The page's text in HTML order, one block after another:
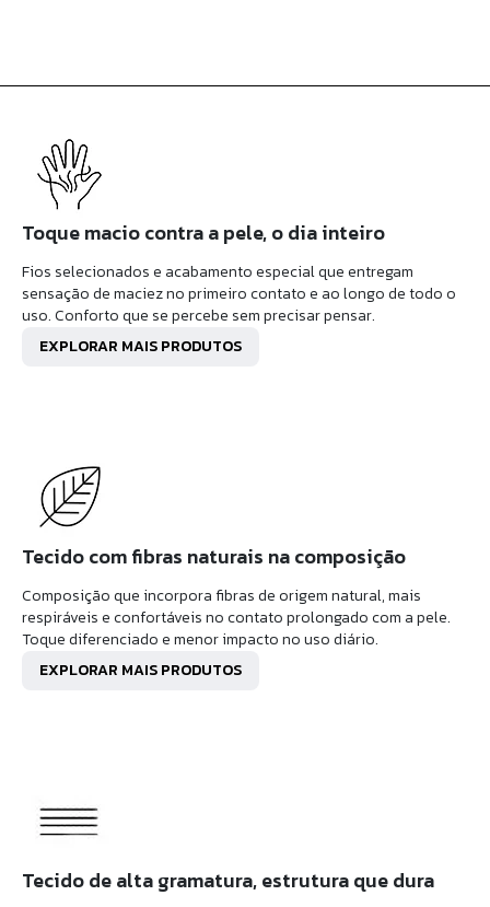
Toque macio contra a pele, o dia inteiro
Fios selecionados e acabamento especial que entregam
sensação de maciez no primeiro contato e ao longo de todo o
uso. Conforto que se percebe sem precisar pensar.
EXPLORAR MAIS PRODUTOS
Tecido com fibras naturais na composição
Composição que incorpora fibras de origem natural, mais
respiráveis e confortáveis no contato prolongado com a pele.
Toque diferenciado e menor impacto no uso diário.
EXPLORAR MAIS PRODUTOS
Tecido de alta gramatura, estrutura que dura